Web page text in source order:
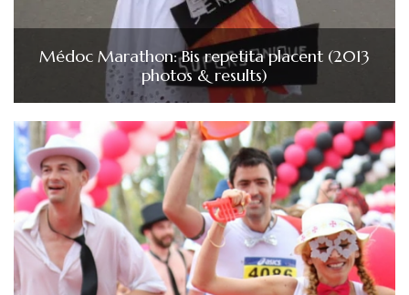
Médoc Marathon: Bis repetita placent (2013
photos & results)